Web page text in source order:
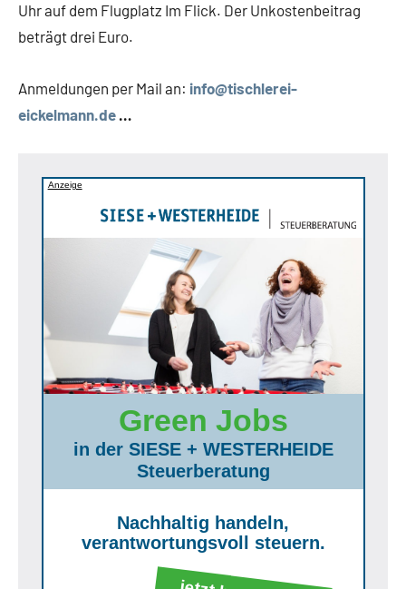
Uhr auf dem Flugplatz Im Flick. Der Unkostenbeitrag
beträgt drei Euro.
Anmeldungen per Mail an: info@tischlerei-
eickelmann.de …
Anzeige
Green Jobs
in der SIESE + WESTERHEIDE
Steuerberatung
Nachhaltig handeln,
verantwortungsvoll steuern.